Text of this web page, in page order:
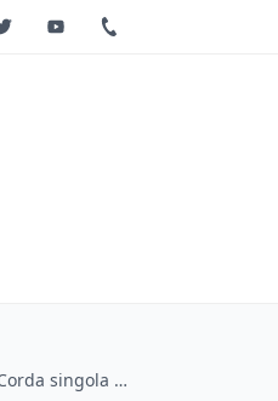
Twitter Youtube
1021 Corda singola LA-A-1